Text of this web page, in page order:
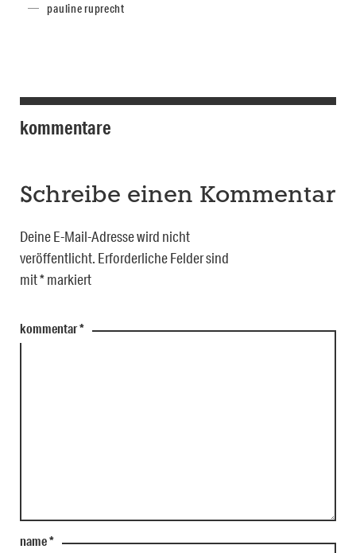
pauline ruprecht
kommentare
Schreibe einen Kommentar
Deine E-Mail-Adresse wird nicht
veröffentlicht. Erforderliche Felder sind
mit*markiert
kommentar*
name*